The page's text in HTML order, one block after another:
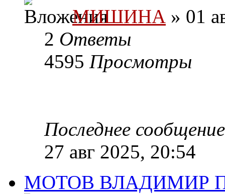
МИШИНА » 01
2 Ответы
4595 Просмотры
Последнее
27 авг 2025, 20:54
МОТОВ ВЛАДИМИР